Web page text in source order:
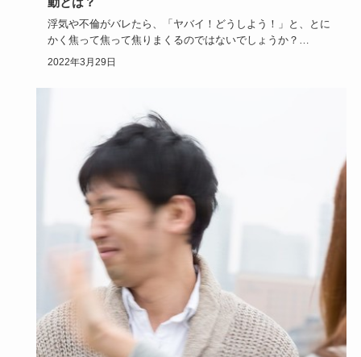
浮気や不倫がバレたら、「ヤバイ！どうしよう！」と、とに
かく焦って焦って焦りまくるのではないでしょうか？
人生で浮気がバレ…
2022年3月29日